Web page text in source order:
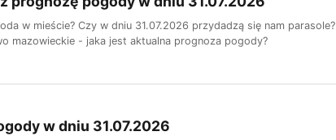
w mieście? Czy w dniu 31.07.2026 przydadzą się nam
mazowieckie - jaka jest aktualna prognoza pogody?
w dniu 31.07.2026